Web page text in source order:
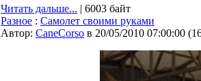
Читать дальше... | 6003 байт
Разное : Самолет своими руками
Автор: CaneCorso в 20/05/2010 07:00:00 (